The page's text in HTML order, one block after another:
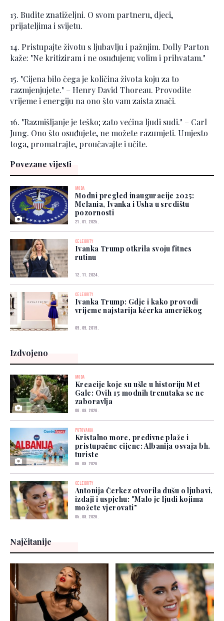
13. Budite znatiželjni. O svom partneru, djeci,
prijateljima i svijetu.
14. Pristupajte životu s ljubavlju i pažnjim. Dolly Parton
kaže: "Ne kritiziram i ne osuđujem; volim i prihvatam."
15. "Cijena bilo čega je količina života koju za to
razmjenjujete." – Henry David Thoreau. Provodite
vrijeme i energiju na ono što vam zaista znači.
16. "Razmišljanje je teško; zato većina ljudi sudi." – Carl
Jung. Ono što osuđujete, ne možete razumjeti. Umjesto
toga, promatrajte, proučavajte i učite.
Povezane vijesti
MODA
Modni pregled inauguracije 2025:
Melania, Ivanka i Usha u središtu
pozornosti
21. 01. 2025.
CELEBRITY
Ivanka Trump otkrila svoju fitnes
rutinu
12. 11. 2024.
CELEBRITY
Ivanka Trump: Gdje i kako provodi
vrijeme najstarija kćerka američkog
09. 09. 2019.
Izdvojeno
MODA
Kreacije koje su ušle u historiju Met
Gale: Ovih 15 modnih trenutaka se ne
zaboravlja
06. 08. 2026.
PUTOVANJA
Kristalno more, predivne plaže i
pristupačne cijene: Albanija osvaja bh.
turiste
06. 08. 2026.
CELEBRITY
Antonija Čerkez otvorila dušu o ljubavi,
izdaji i uspjehu: "Malo je ljudi kojima
možete vjerovati"
05. 08. 2026.
Najčitanije